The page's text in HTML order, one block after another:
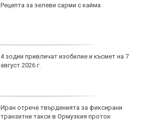
Рецепта за зелеви сарми с кайма
4 зодии привличат изобилие и късмет на 7
август 2026 г.
Иран отрече твърденията за фиксирани
транзитни такси в Ормузкия проток